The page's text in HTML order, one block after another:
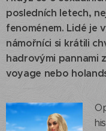
posledních letech,
fenoménem. Lidé je
námořníci si krátili
hadrovými pannami
voyage nebo